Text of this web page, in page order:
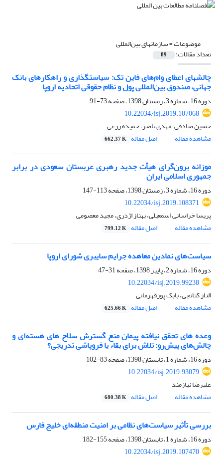
موضوعات =سازمانهای بین‌المللی
تعداد مقالات: 89
چالشهای اعطای وام‌های فاین تک: سیاستگذاری و راهکارهای بانک
جهانی، صندوق بین‌المللی پول و نظام حقوقی اتحادیه اروپا
دوره 16، شماره 3، زمستان 1398، صفحه
73-91
10.22034/isj.2019.107068
حسین صادقی، مهدی ناصر، حمیده زرعی
مشاهده مقاله
اصل مقاله 662.37 K
موزانه برون‌گرای هیأت جدید رهبری عربستان سعودی در برابر
جمهوری اسلامی ایران
دوره 16، شماره 3، زمستان 1398، صفحه
113-147
10.22034/isj.2019.108371
پریسا خراسانی اسمعیلی، بهناز اژدری، مجید معصومی
مشاهده مقاله
اصل مقاله 799.12 K
سیاست‌های نمادین معاهده جرایم سایبری شورای اروپا
دوره 16، شماره 2، پاییز 1398، صفحه
31-47
10.22034/isj.2019.99238
الناز کتانچی، بابک پورقهرمانی
مشاهده مقاله
اصل مقاله 625.66 K
وعده های تحقق نیافته پیمان منع گسترش سلاح های هسته‌ای و
چالش‌های پیش‌رو: تلاش برای بقاء یا فروپاشی تدریجی؟
دوره 16، شماره 1، تابستان 1398، صفحه
83-102
10.22034/isj.2019.93079
علیرضا نیازمند
مشاهده مقاله
اصل مقاله 680.38 K
بررسی تأثیر سیاست‌های نظامی بر امنیت منطقه‌ای خلیج فارس
دوره 16، شماره 1، تابستان 1398، صفحه
155-182
10.22034/isj.2019.107470